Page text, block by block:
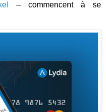
– commencent à se